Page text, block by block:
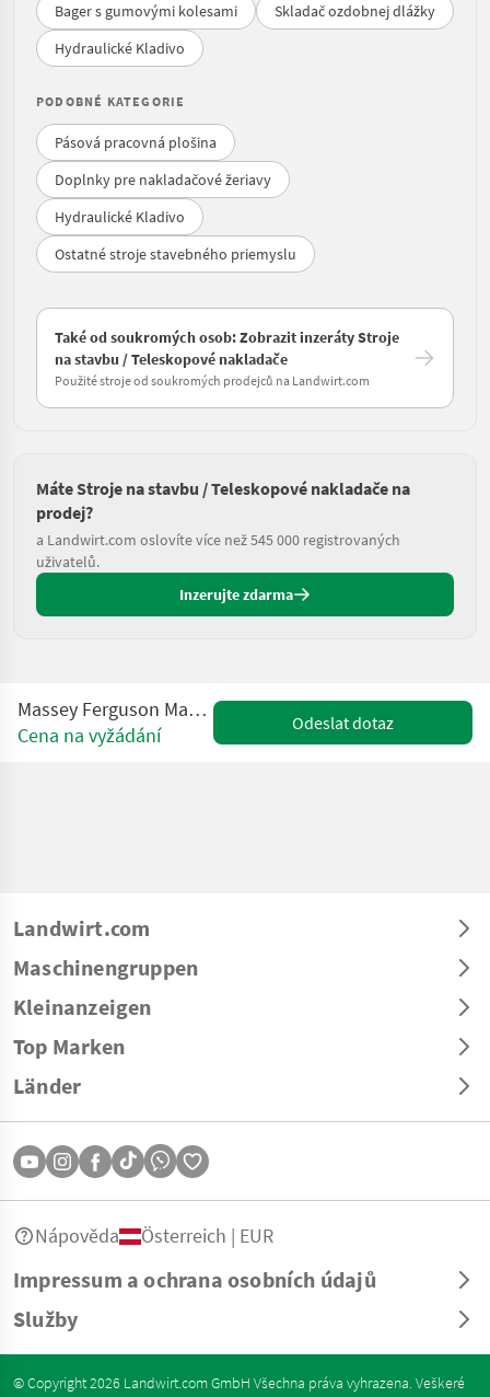
Bager s gumovými kolesami
Skladač ozdobnej dlážky
Hydraulické Kladivo
PODOBNÉ KATEGORIE
Pásová pracovná plošina
Doplnky pre nakladačové žeriavy
Hydraulické Kladivo
Ostatné stroje stavebného priemyslu
Také od soukromých osob: Zobrazit inzeráty Stroje
na stavbu / Teleskopové nakladače
Použité stroje od soukromých prodejců na Landwirt.com
Máte Stroje na stavbu / Teleskopové nakladače na
prodej?
a Landwirt.com oslovíte více než 545 000 registrovaných
uživatelů.
Inzerujte zdarma
Massey Ferguson Massey Ferguson , Bobcat
Cena na vyžádání
Odeslat dotaz
Landwirt.com
Maschinengruppen
Kleinanzeigen
Top Marken
Länder
Impressum a ochrana osobních údajů
Služby
Nápověda Österreich | EUR
© Copyright 2026 Landwirt.com GmbH Všechna práva vyhrazena. Veškeré